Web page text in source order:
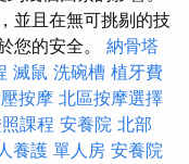
並且在無可挑剔的技
您的安全。 納骨塔
滅鼠 洗碗槽 植牙費
按摩 北區按摩選擇
課程 安養院 北部
養護 單人房 安養院